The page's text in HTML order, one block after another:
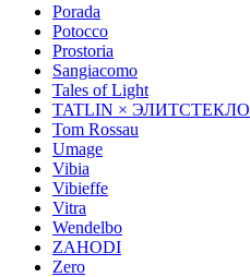
Porada
Potocco
Prostoria
Sangiacomo
Tales of Light
TATLIN × ЭЛИТСТЕКЛО
Tom Rossau
Umage
Vibia
Vibieffe
Vitra
Wendelbo
ZAHODI
Zero